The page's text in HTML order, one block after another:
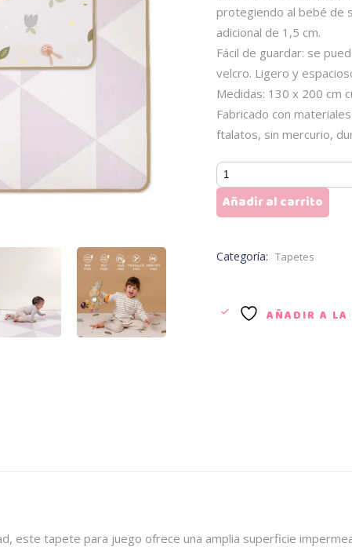
protegiendo al bebé de
adicional de 1,5 cm.
Fácil de guardar: se
velcro. Ligero y
Medidas: 130 x 200 cm
Fabricado con
ftalatos, sin mercurio,
TAF
TOYS
Tapete
(Portátil)
Añadir al carrito
Categoría: Tapetes
AÑADIR A LA
este tapete para juego ofrece una amplia superficie